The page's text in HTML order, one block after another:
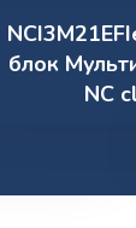
блок
NC